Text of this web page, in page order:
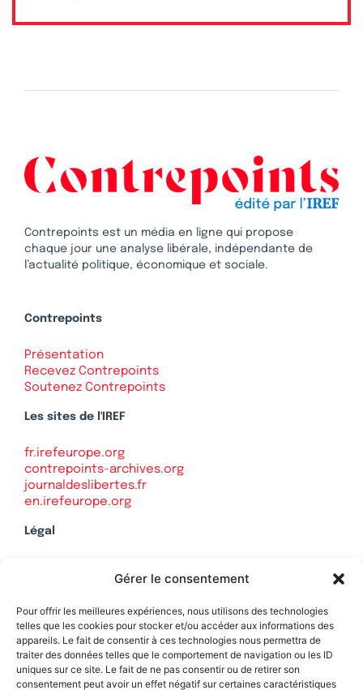
Gérer le consentement
Pour offrir les meilleures expériences, nous utilisons des technologies
telles que les cookies pour stocker et/ou accéder aux informations des
appareils. Le fait de consentir à ces technologies nous permettra de
traiter des données telles que le comportement de navigation ou les ID
uniques sur ce site. Le fait de ne pas consentir ou de retirer son
consentement peut avoir un effet négatif sur certaines caractéristiques
Contrepoints est un média en ligne qui propose
chaque jour une analyse libérale, indépendante de
l’actualité politique, économique et sociale.
Contrepoints
Présentation
Recevez Contrepoints
Soutenez Contrepoints
Les sites de l'IREF
fr.irefeurope.org
contrepoints-archives.org
journaldeslibertes.fr
en.irefeurope.org
Légal
Politique de confidentialité
Soutenez Contrepoints